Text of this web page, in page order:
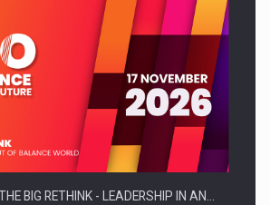
BIG RETHINK - LEADERSHIP IN AN…